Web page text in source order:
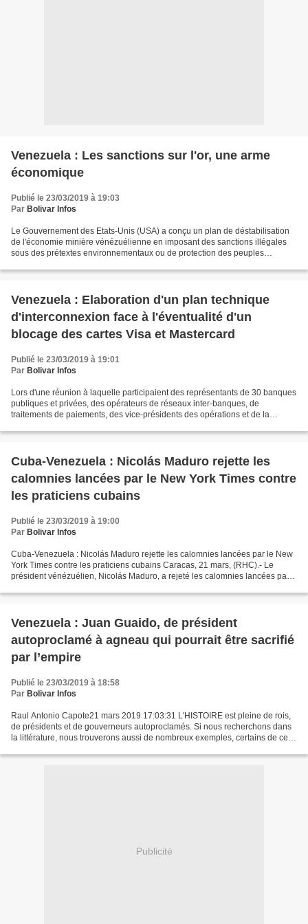
Venezuela : Les sanctions sur l'or, une arme
économique
Publié le 23/03/2019 à 19:03
Par Bolivar Infos
Le Gouvernement des Etats-Unis (USA) a conçu un plan de déstabilisation
de l'économie minière vénézuélienne en imposant des sanctions illégales
sous des prétextes environnementaux ou de protection des peuples
Venezuela : Elaboration d'un plan technique
d'interconnexion face à l'éventualité d'un
blocage des cartes Visa et Mastercard
Publié le 23/03/2019 à 19:01
Par Bolivar Infos
Lors d'une réunion à laquelle participaient des représentants de 30 banques
publiques et privées, des opérateurs de réseaux inter-banques, de
traitements de paiements, des vice-présidents des opérations et de la
Cuba-Venezuela : Nicolás Maduro rejette les
calomnies lancées par le New York Times contre
les praticiens cubains
Publié le 23/03/2019 à 19:00
Par Bolivar Infos
Cuba-Venezuela : Nicolás Maduro rejette les calomnies lancées par le New
York Times contre les praticiens cubains Caracas, 21 mars, (RHC).- Le
président vénézuélien, Nicolás Maduro, a rejeté les calomnies lancées par
Venezuela : Juan Guaido, de président
autoproclamé à agneau qui pourrait être sacrifié
par l’empire
Publié le 23/03/2019 à 18:58
Par Bolivar Infos
Raul Antonio Capote21 mars 2019 17:03:31 L'HISTOIRE est pleine de rois,
de présidents et de gouverneurs autoproclamés. Si nous recherchons dans
la littérature, nous trouverons aussi de nombreux exemples, certains de ces
Publicité